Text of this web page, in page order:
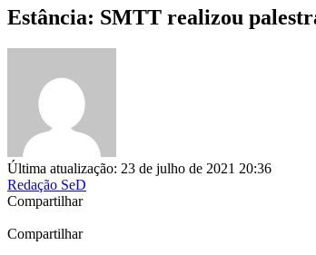
Estância: SMTT realizou
Última atualização: 23 de julho de 2021 20:36
Redação SeD
Compartilhar
Compartilhar